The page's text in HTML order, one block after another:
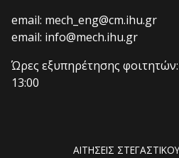
email: mech_eng@cm.ihu.gr
email: info@mech.ihu.gr
Ώρες εξυπηρέτησης
13:00
ΑΙΤΗΣΕΙΣ